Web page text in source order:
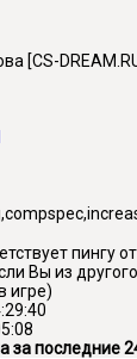
[CS-
пингу
Вы из
игре)
за последние